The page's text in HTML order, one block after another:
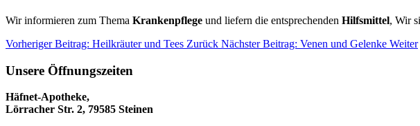
Wir informieren zum Thema Krankenpflege und liefern die entsprechenden Hilfsmittel, Wir
Vorheriger Beitrag: Heilkräuter und Tees Zurück Nächster Beitrag: Venen und Gelenke Weiter
Unsere Öffnungszeiten
Häfnet-Apotheke,
Lörracher Str. 2, 79585 Steinen